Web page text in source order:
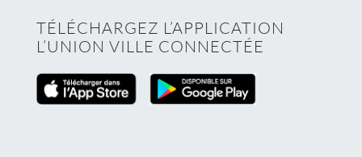
TÉLÉCHARGEZ L’APPLICATION
L’UNION VILLE CONNECTÉE